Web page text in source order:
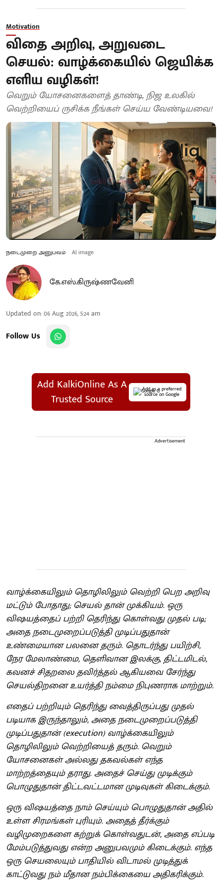
Motivation
விதை அறிவு, அறுவடை
செயல்: வாழ்க்கையில் ஜெயிக்க
எளிய வழிகள்!
வெறும் யோசனைகளைத் தாண்டி, நிஜ உலகில்
வெற்றியைப் ருசிக்க நீங்கள் செய்ய வேண்டியவை!
நடைமுறை அனுபவம் AI image
கே.எஸ்.கிருஷ்ணவேனி
Updated on:06 Aug 2026, 5:24 am
Follow Us
Add KalkiOnline As A
Trusted Source
Add as a preferred
source on Google
Advertisement
வாழ்க்கையிலும் தொழிலிலும் வெற்றி பெற அறிவு
மட்டும் போதாது; செயல் தான் முக்கியம். ஒரு
விஷயத்தைப் பற்றி தெரிந்து கொள்வது முதல் படி;
அதை நடைமுறைப்படுத்தி முடிப்பதுதான்
உண்மையான பலனை தரும். தொடர்ந்து பயிற்சி,
நேர மேலாண்மை, தெளிவான இலக்கு, திட்டமிடல்,
கவனச் சிதறலை தவிர்த்தல் ஆகியவை சேர்ந்து
செயல்திறனை உயர்த்தி நம்மை நிபுணராக மாற்றும்.
எதைப் பற்றியும் தெரிந்து வைத்திருப்பது முதல்
படியாக இருந்தாலும், அதை நடைமுறைப்படுத்தி
முடிப்பதுதான் (execution) வாழ்க்கையிலும்
தொழிலிலும் வெற்றியைத் தரும். வெறும்
யோசனைகள் அல்லது தகவல்கள் எந்த
மாற்றத்தையும் தராது. அதைச் செய்து முடிக்கும்
பொழுதுதான் திட்டவட்டமான முடிவுகள் கிடைக்கும்.
ஒரு விஷயத்தை நாம் செய்யும் பொழுதுதான் அதில்
உள்ள சிரமங்கள் புரியும். அதைத் தீர்க்கும்
வழிமுறைகளை கற்றுக் கொள்வதுடன், அதை எப்படி
மேம்படுத்துவது என்ற அனுபவமும் கிடைக்கும். எந்த
ஒரு செயலையும் பாதியில் விடாமல் முடித்துக்
காட்டுவது நம் மீதான நம்பிக்கையை அதிகரிக்கும்.